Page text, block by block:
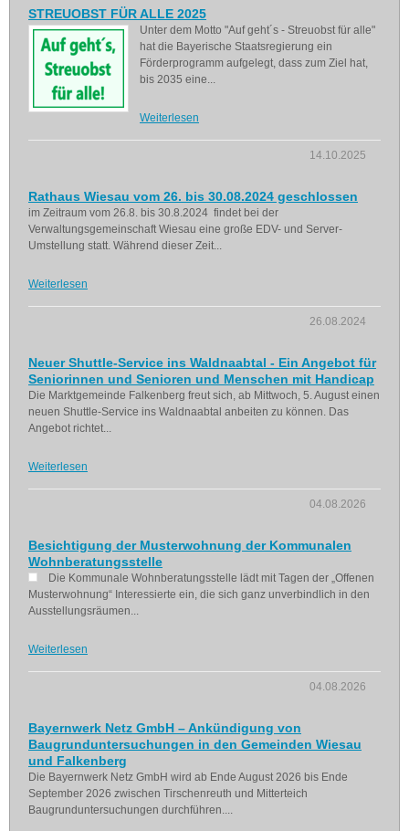
STREUOBST FÜR ALLE 2025
Unter dem Motto "Auf geht´s - Streuobst für alle"
hat die Bayerische Staatsregierung ein
Förderprogramm aufgelegt, dass zum Ziel hat,
bis 2035 eine...
Weiterlesen
14.10.2025
Rathaus Wiesau vom 26. bis 30.08.2024 geschlossen
im Zeitraum vom 26.8. bis 30.8.2024 findet bei der
Verwaltungsgemeinschaft Wiesau eine große EDV- und Server-
Umstellung statt. Während dieser Zeit...
Weiterlesen
26.08.2024
Neuer Shuttle-Service ins Waldnaabtal - Ein Angebot für
Seniorinnen und Senioren und Menschen mit Handicap
Die Marktgemeinde Falkenberg freut sich, ab Mittwoch, 5. August einen
neuen Shuttle-Service ins Waldnaabtal anbeiten zu können. Das
Angebot richtet...
Weiterlesen
04.08.2026
Besichtigung der Musterwohnung der Kommunalen
Wohnberatungsstelle
Die Kommunale Wohnberatungsstelle lädt mit Tagen der „Offenen
Musterwohnung“ Interessierte ein, die sich ganz unverbindlich in den
Ausstellungsräumen...
Weiterlesen
04.08.2026
Bayernwerk Netz GmbH – Ankündigung von
Baugrunduntersuchungen in den Gemeinden Wiesau
und Falkenberg
Die Bayernwerk Netz GmbH wird ab Ende August 2026 bis Ende
September 2026 zwischen Tirschenreuth und Mitterteich
Baugrunduntersuchungen durchführen....